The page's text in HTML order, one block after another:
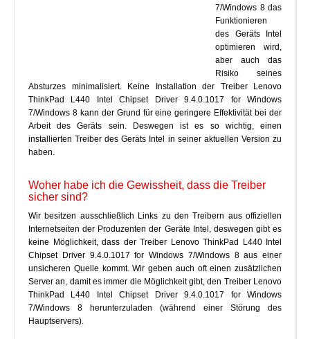
7/Windows 8 das
Funktionieren
des Geräts Intel
optimieren wird,
aber auch das
Risiko seines
Absturzes minimalisiert. Keine Installation der Treiber Lenovo
ThinkPad L440 Intel Chipset Driver 9.4.0.1017 for Windows
7/Windows 8 kann der Grund für eine geringere Effektivität bei der
Arbeit des Geräts sein. Deswegen ist es so wichtig, einen
installierten Treiber des Geräts Intel in seiner aktuellen Version zu
haben.
Woher habe ich die Gewissheit, dass die Treiber
sicher sind?
Wir besitzen ausschließlich Links zu den Treibern aus offiziellen
Internetseiten der Produzenten der Geräte Intel, deswegen gibt es
keine Möglichkeit, dass der Treiber Lenovo ThinkPad L440 Intel
Chipset Driver 9.4.0.1017 for Windows 7/Windows 8 aus einer
unsicheren Quelle kommt. Wir geben auch oft einen zusätzlichen
Server an, damit es immer die Möglichkeit gibt, den Treiber Lenovo
ThinkPad L440 Intel Chipset Driver 9.4.0.1017 for Windows
7/Windows 8 herunterzuladen (während einer Störung des
Hauptservers).